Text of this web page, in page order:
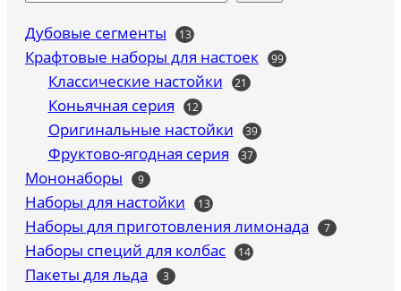
Дубовые сегменты 1313
Крафтовые наборы для настоек 9999
Классические настойки 2121
Коньячная серия 1212
товаров
Оригинальные настойки 3939
Фруктово-ягодная серия 3737
Мононаборы 99
товаров
Наборы для настойки 1313
Наборы для приготовления лимонада 77
Наборы специй для колбас 1414
Пакеты для льда 3 3